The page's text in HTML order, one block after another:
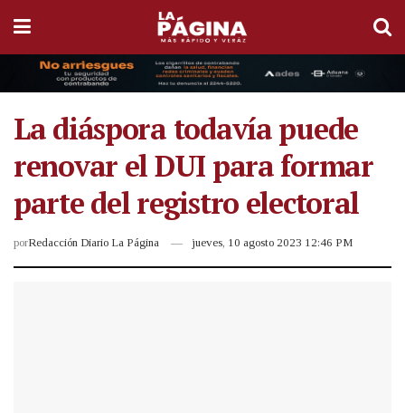
La diáspora todavía puede
renovar el DUI para formar
parte del registro electoral
porRedacción Diario La Página jueves, 10 agosto 2023 12:46 PM